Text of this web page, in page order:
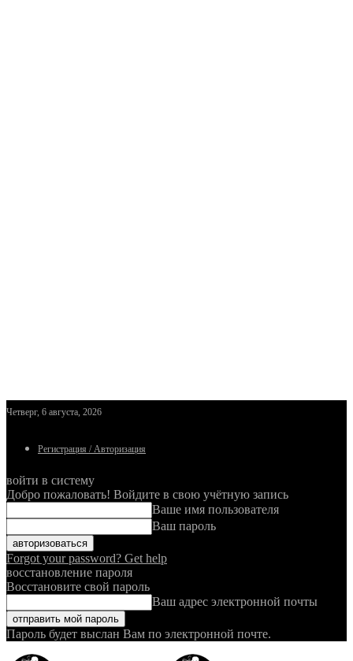
Четверг, 6 августа, 2026
Регистрация / Авторизация
войти в систему
Добро пожаловать! Войдите в свою учётную запись
Ваше имя пользователя
Ваш пароль
Forgot your password? Get help
восстановление пароля
Восстановите свой пароль
Ваш адрес электронной почты
Пароль будет выслан Вам по электронной почте.